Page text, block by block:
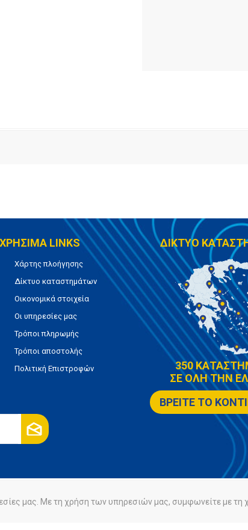
ΧΡΗΣΙΜΑ LINKS
Χάρτης πλοήγησης
Δίκτυο καταστημάτων
Οικονομικά στοιχεία
Οι υπηρεσίες μας
Τρόποι πληρωμής
Τρόποι αποστολής
Πολιτική Επιστροφών
ΔΙΚΤΥΟ
350
ΣΕ ΟΛΗ ΤΗΝ
ΒΡΕΙΤΕ ΤΟ
Πολιτική Cookies
μας. Με τη χρήση των υπηρεσιών μας, συμφωνείτε με τη